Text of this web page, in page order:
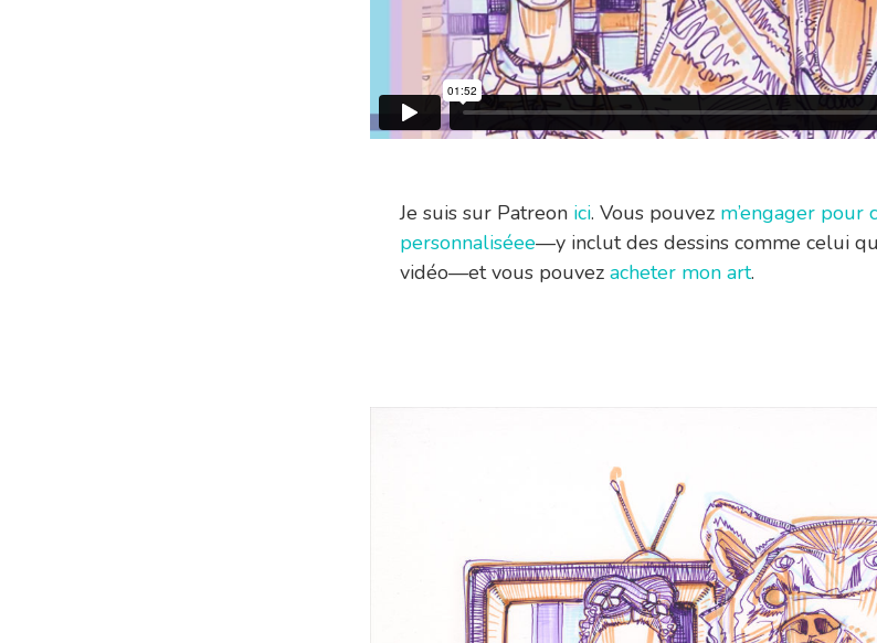
Je suis sur Patreon ici. Vous pouvez m’engager
personnaliséee—y inclut des dessins comme celui
vidéo—et vous pouvez acheter mon art.